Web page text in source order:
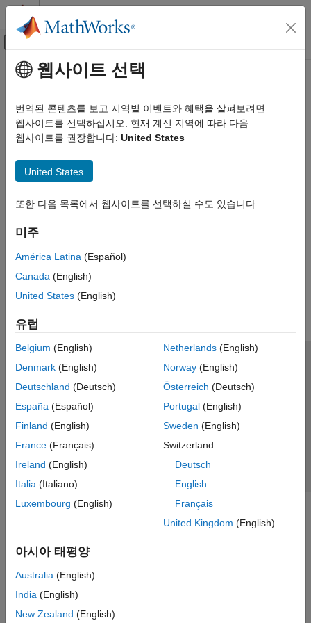
콘텐츠로 바로 가기
오프캔버스 탐색 메뉴 토글
문서 홈
주요 콘텐츠
웹사이트 선택
번역된 콘텐츠를 보고 지역별 이벤트와 혜택을 살펴보려면
웹사이트를 선택하십시오. 현재 계신 지역에 따라 다음
웹사이트를 권장합니다: United States
United States
또한 다음 목록에서 웹사이트를 선택하실 수도 있습니다.
미주
América Latina (Español)
Canada (English)
United States (English)
유럽
Belgium (English)
Denmark (English)
Deutschland (Deutsch)
España (Español)
Finland (English)
France (Français)
Ireland (English)
Italia (Italiano)
Luxembourg (English)
Netherlands(English)
Norway(English)
Österreich (Deutsch)
Portugal(English)
Sweden (English)
Switzerland
Deutsch
English
Français
United Kingdom (English)
아시아 태평양
Australia (English)
India (English)
New Zealand (English)
신뢰 센터 등록 상표 개인정보 취급방침
불법 복제 방지
애플리케이션 상태
© 1994-2026 The MathWorks, Inc.